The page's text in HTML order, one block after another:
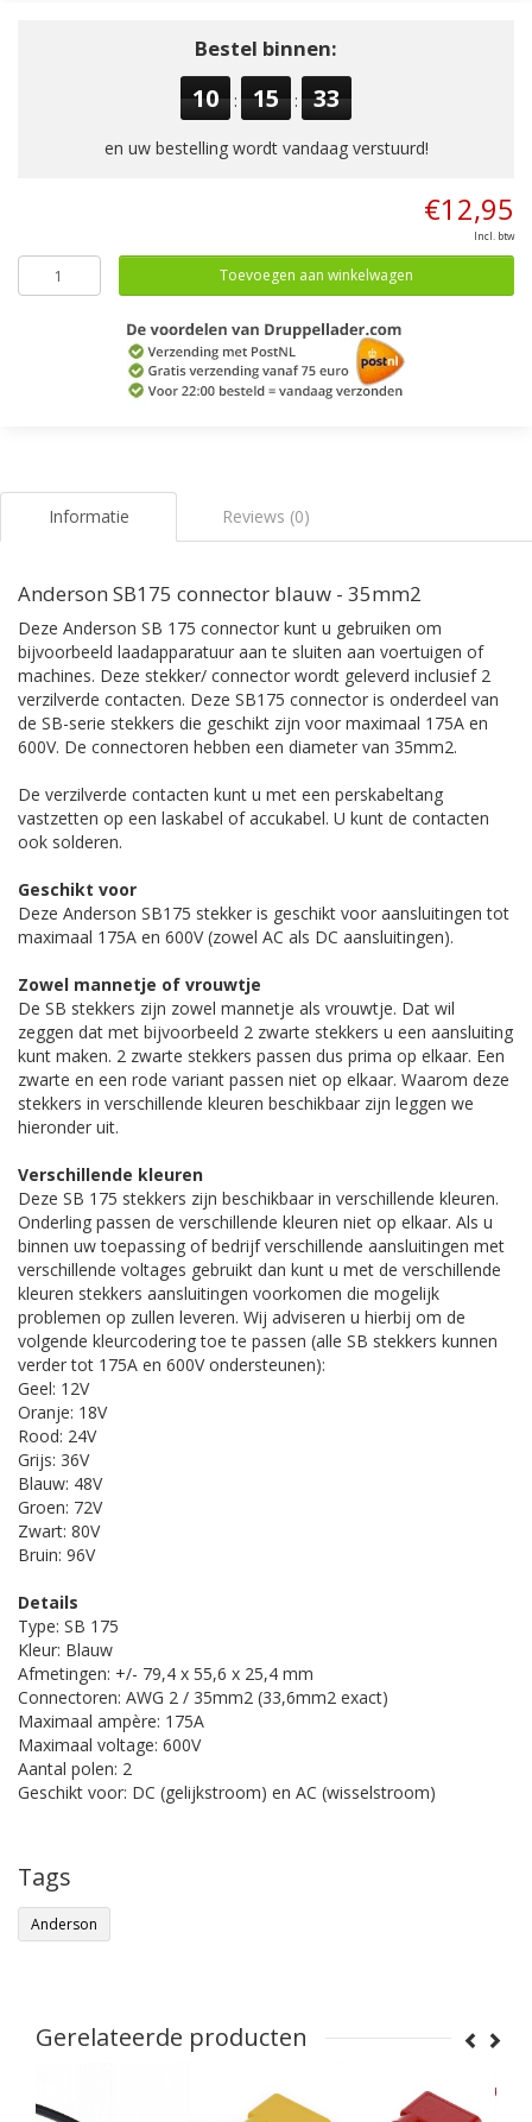
Bestel binnen:
10 : 15 : 33
en uw bestelling wordt vandaag verstuurd!
€12,95
Incl. btw
Toevoegen aan winkelwagen
Informatie Reviews (0)
Anderson SB175 connector blauw - 35mm2
Deze Anderson SB 175 connector kunt u gebruiken om
bijvoorbeeld laadapparatuur aan te sluiten aan voertuigen of
machines. Deze stekker/ connector wordt geleverd inclusief 2
verzilverde contacten. Deze SB175 connector is onderdeel van
de SB-serie stekkers die geschikt zijn voor maximaal 175A en
600V. De connectoren hebben een diameter van 35mm2.
De verzilverde contacten kunt u met een perskabeltang
vastzetten op een laskabel of accukabel. U kunt de contacten
ook solderen.
Geschikt voor
Deze Anderson SB175 stekker is geschikt voor aansluitingen tot
maximaal 175A en 600V (zowel AC als DC aansluitingen).
Zowel mannetje of vrouwtje
De SB stekkers zijn zowel mannetje als vrouwtje. Dat wil
zeggen dat met bijvoorbeeld 2 zwarte stekkers u een aansluiting
kunt maken. 2 zwarte stekkers passen dus prima op elkaar. Een
zwarte en een rode variant passen niet op elkaar. Waarom deze
stekkers in verschillende kleuren beschikbaar zijn leggen we
hieronder uit.
Verschillende kleuren
Deze SB 175 stekkers zijn beschikbaar in verschillende kleuren.
Onderling passen de verschillende kleuren niet op elkaar. Als u
binnen uw toepassing of bedrijf verschillende aansluitingen met
verschillende voltages gebruikt dan kunt u met de verschillende
kleuren stekkers aansluitingen voorkomen die mogelijk
problemen op zullen leveren. Wij adviseren u hierbij om de
volgende kleurcodering toe te passen (alle SB stekkers kunnen
verder tot 175A en 600V ondersteunen):
Geel: 12V
Oranje: 18V
Rood: 24V
Grijs: 36V
Blauw: 48V
Groen: 72V
Zwart: 80V
Bruin: 96V
Details
Type: SB 175
Kleur: Blauw
Afmetingen: +/- 79,4 x 55,6 x 25,4 mm
Connectoren: AWG 2 / 35mm2 (33,6mm2 exact)
Maximaal ampère: 175A
Maximaal voltage: 600V
Aantal polen: 2
Geschikt voor: DC (gelijkstroom) en AC (wisselstroom)
Tags
Anderson
Gerelateerde producten